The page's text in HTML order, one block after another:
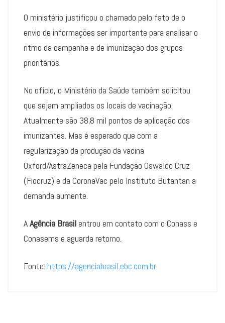
O ministério justificou o chamado pelo fato de o
envio de informações ser importante para analisar o
ritmo da campanha e de imunização dos grupos
prioritários.
No ofício, o Ministério da Saúde também solicitou
que sejam ampliados os locais de vacinação.
Atualmente são 38,8 mil pontos de aplicação dos
imunizantes. Mas é esperado que com a
regularização da produção da vacina
Oxford/AstraZeneca pela Fundação Oswaldo Cruz
(Fiocruz) e da CoronaVac pelo Instituto Butantan a
demanda aumente.
AAgência Brasilentrou em contato com o Conass e
Conasems e aguarda retorno.
Fonte: https://agenciabrasil.ebc.com.br